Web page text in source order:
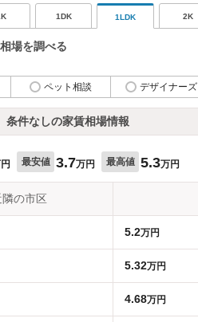
1DK 1LDK 2K
場を調べる
ペット相談 デザイナーズ
条件なしの家賃相場情報
最安値 3.7万円 最高値 5.3万円
隣の市区
5.2万円
5.32万円
4.68万円